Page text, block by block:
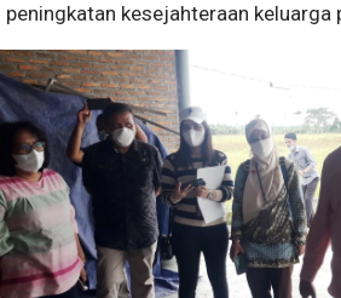
peningkatan kesejahteraan keluarga